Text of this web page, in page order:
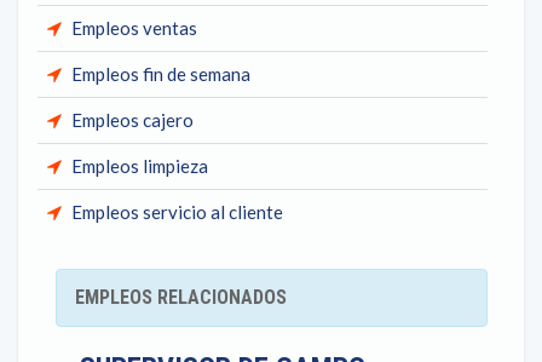
Empleos ventas
Empleos fin de semana
Empleos cajero
Empleos limpieza
Empleos servicio al cliente
EMPLEOS RELACIONADOS